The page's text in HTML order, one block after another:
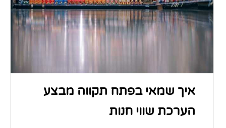
איך שמאי בפתח תקווה מבצע
הערכת שווי חנות